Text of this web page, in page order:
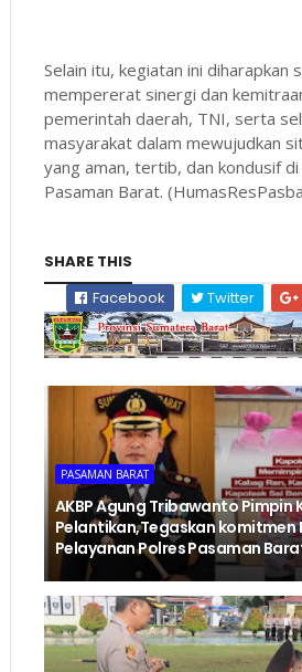
Selain itu, kegiatan ini diharapkan
mempererat sinergi dan
pemerintah daerah, TNI, serta
masyarakat dalam mewujudkan
yang aman, tertib, dan kondusif
Pasaman Barat.
SHARE THIS
Facebook
Twitter
PASAMAN BARAT
AKBP Agung Tribawanto Pimpin
Pelantikan,Tegaskan komitmen
Pelayanan Polres Pasaman